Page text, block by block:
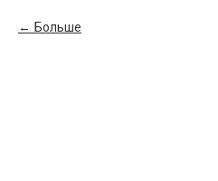
Больше